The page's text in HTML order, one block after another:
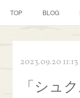
TOP BLOG
店長のつぶやき
2023.09.20 11:13
「シュ